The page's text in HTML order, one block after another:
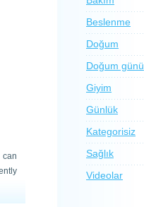
can
Beslenme
Doğum
Doğum günü
Giyim
Günlük
Kategorisiz
Sağlık
Videolar